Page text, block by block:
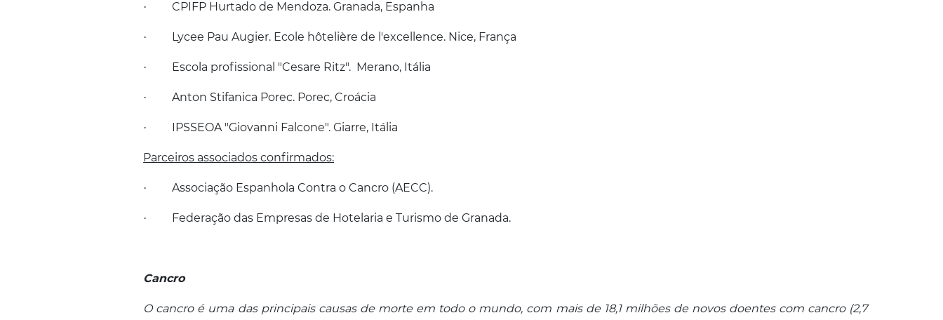
· CPIFP Hurtado de Mendoza. Granada, Espanha
· Lycee Pau Augier. Ecole hôtelière de l'excellence. Nice, França
· Escola profissional "Cesare Ritz". Merano, Itália
· Anton Stifanica Porec. Porec, Croácia
· IPSSEOA "Giovanni Falcone". Giarre, Itália
Parceiros associados confirmados:
· Associação Espanhola Contra o Cancro (AECC).
· Federação das Empresas de Hotelaria e Turismo de Granada.
Cancro
O cancro é uma das principais causas de morte em todo o mundo, com mais de 18,1 milhões de novos doentes com cancro (2,7